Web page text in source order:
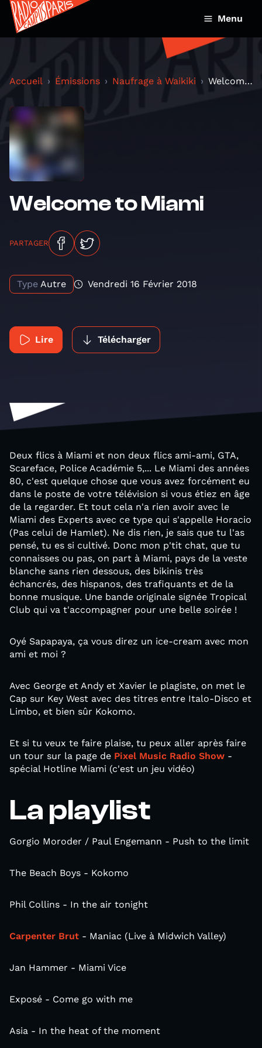
Menu
Accueil Émissions Naufrage à Waikiki Welcome to Miami
Welcome to Miami
PARTAGER
Type Autre Vendredi 16 Février 2018
Lire Télécharger
Deux flics à Miami et non deux flics ami-ami, GTA,
Scareface, Police Académie 5,... Le Miami des années
80, c'est quelque chose que vous avez forcément eu
dans le poste de votre télévision si vous étiez en âge
de la regarder. Et tout cela n'a rien avoir avec le
Miami des Experts avec ce type qui s'appelle Horacio
(Pas celui de Hamlet). Ne dis rien, je sais que tu l'as
pensé, tu es si cultivé. Donc mon p'tit chat, que tu
connaisses ou pas, on part à Miami, pays de la veste
blanche sans rien dessous, des bikinis très
échancrés, des hispanos, des trafiquants et de la
bonne musique. Une bande originale signée Tropical
Club qui va t'accompagner pour une belle soirée !
Oyé Sapapaya, ça vous direz un ice-cream avec mon
ami et moi ?
Avec George et Andy et Xavier le plagiste, on met le
Cap sur Key West avec des titres entre Italo-Disco et
Limbo, et bien sûr Kokomo.
Et si tu veux te faire plaise, tu peux aller après faire
un tour sur la page de Pixel Music Radio Show -
spécial Hotline Miami (c'est un jeu vidéo)
La playlist
Gorgio Moroder / Paul Engemann - Push to the limit
The Beach Boys - Kokomo
Phil Collins - In the air tonight
Carpenter Brut - Maniac (Live à Midwich Valley)
Jan Hammer - Miami Vice
Exposé - Come go with me
Asia - In the heat of the moment